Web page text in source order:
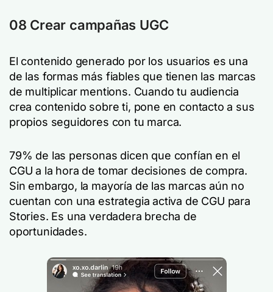
08 Crear campañas UGC
El contenido generado por los usuarios es una
de las formas más fiables que tienen las marcas
de multiplicar mentions. Cuando tu audiencia
crea contenido sobre ti, pone en contacto a sus
propios seguidores con tu marca.
79% de las personas dicen que confían en el
CGU a la hora de tomar decisiones de compra.
Sin embargo, la mayoría de las marcas aún no
cuentan con una estrategia activa de CGU para
Stories. Es una verdadera brecha de
oportunidades.